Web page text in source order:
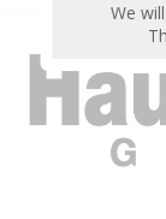
We
E-